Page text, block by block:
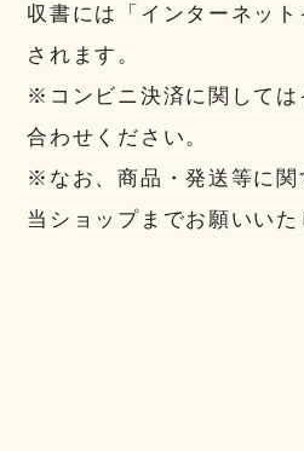
収書には「インターネッ
されます。
※コンビニ決済に関しては
合わせください。
※なお、商品・発送等に関
当ショップまでお願いいた